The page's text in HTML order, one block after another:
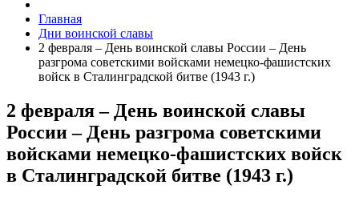
Главная
Дни воинской славы
2 февраля – День воинской славы России – День
разгрома советскими войсками немецко-фашистских
войск в Сталинградской битве (1943 г.)
2 февраля – День воинской славы
России – День разгрома советскими
войсками немецко-фашистских войск
в Сталинградской битве (1943 г.)